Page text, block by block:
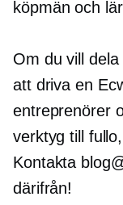
köpmän och
Om du vill
att driva en
entreprenörer
verktyg till
Kontakta
därifrån!